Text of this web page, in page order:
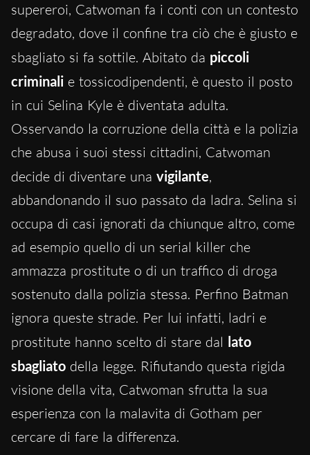
supereroi, Catwoman fa i conti con un contesto
degradato, dove il confine tra ciò che è giusto e
sbagliato si fa sottile. Abitato da piccoli
criminali e tossicodipendenti, è questo il posto
in cui Selina Kyle è diventata adulta.
Osservando la corruzione della città e la polizia
che abusa i suoi stessi cittadini, Catwoman
decide di diventare una vigilante,
abbandonando il suo passato da ladra. Selina si
occupa di casi ignorati da chiunque altro, come
ad esempio quello di un serial killer che
ammazza prostitute o di un traffico di droga
sostenuto dalla polizia stessa. Perfino Batman
ignora queste strade. Per lui infatti, ladri e
prostitute hanno scelto di stare dal lato
sbagliato della legge. Rifiutando questa rigida
visione della vita, Catwoman sfrutta la sua
esperienza con la malavita di Gotham per
cercare di fare la differenza.